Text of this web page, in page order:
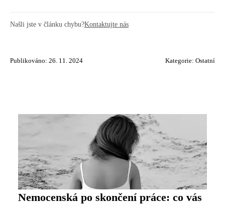
Našli jste v článku chybu?Kontaktujte nás
Publikováno: 26. 11. 2024 Kategorie: Ostatní
Nemocenská po skončení práce: co vás